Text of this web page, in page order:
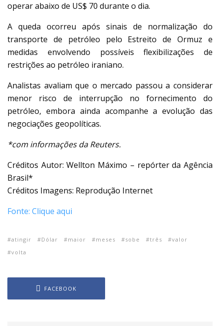
operar abaixo de US$ 70 durante o dia.
A queda ocorreu após sinais de normalização do
transporte de petróleo pelo Estreito de Ormuz e
medidas envolvendo possíveis flexibilizações de
restrições ao petróleo iraniano.
Analistas avaliam que o mercado passou a considerar
menor risco de interrupção no fornecimento do
petróleo, embora ainda acompanhe a evolução das
negociações geopolíticas.
*com informações da Reuters.
Créditos Autor: Wellton Máximo – repórter da Agência
Brasil*
Créditos Imagens: Reprodução Internet
Fonte: Clique aqui
atingir Dólar maior meses sobe três
valor
volta
FACEBOOK